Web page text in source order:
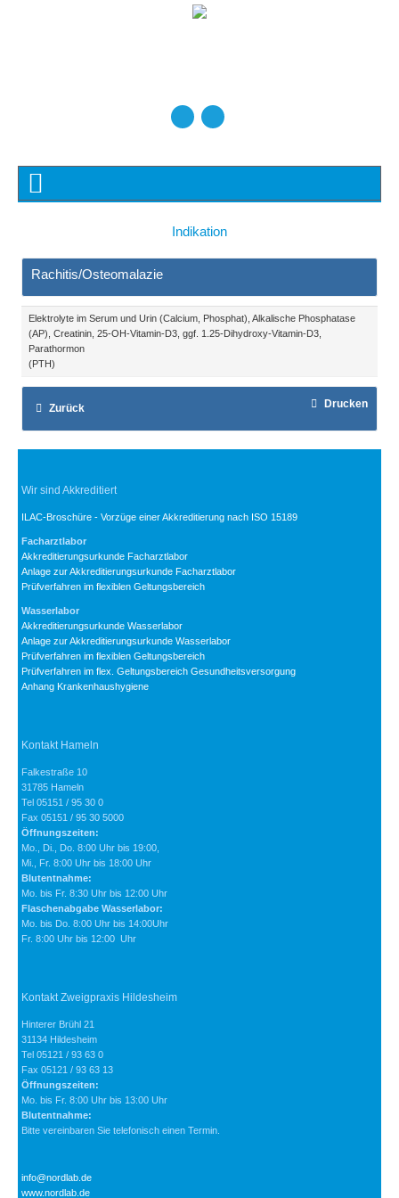
Indikation
Rachitis/Osteomalazie
Elektrolyte im Serum und Urin (Calcium, Phosphat), Alkalische Phosphatase
(AP), Creatinin, 25-OH-Vitamin-D3, ggf. 1.25-Dihydroxy-Vitamin-D3,
Parathormon
(PTH)
Zurück Drucken
Wir sind Akkreditiert
ILAC-Broschüre - Vorzüge einer Akkreditierung nach ISO 15189
Facharztlabor
Akkreditierungsurkunde Facharztlabor
Anlage zur Akkreditierungsurkunde Facharztlabor
Prüfverfahren im flexiblen Geltungsbereich
Wasserlabor
Akkreditierungsurkunde Wasserlabor
Anlage zur Akkreditierungsurkunde Wasserlabor
Prüfverfahren im flexiblen Geltungsbereich
Prüfverfahren im flex. Geltungsbereich Gesundheitsversorgung
Anhang Krankenhaushygiene
Kontakt Hameln
Falkestraße 10
31785 Hameln
Tel 05151 / 95 30 0
Fax 05151 / 95 30 5000
Öffnungszeiten:
Mo., Di., Do. 8:00 Uhr bis 19:00,
Mi., Fr. 8:00 Uhr bis 18:00 Uhr
Blutentnahme:
Mo. bis Fr. 8:30 Uhr bis 12:00 Uhr
Flaschenabgabe Wasserlabor:
Mo. bis Do. 8:00 Uhr bis 14:00Uhr
Fr. 8:00 Uhr bis 12:00 Uhr
Kontakt Zweigpraxis Hildesheim
Hinterer Brühl 21
31134 Hildesheim
Tel 05121 / 93 63 0
Fax 05121 / 93 63 13
Öffnungszeiten:
Mo. bis Fr. 8:00 Uhr bis 13:00 Uhr
Blutentnahme:
Bitte vereinbaren Sie telefonisch einen Termin.
info@nordlab.de
www.nordlab.de